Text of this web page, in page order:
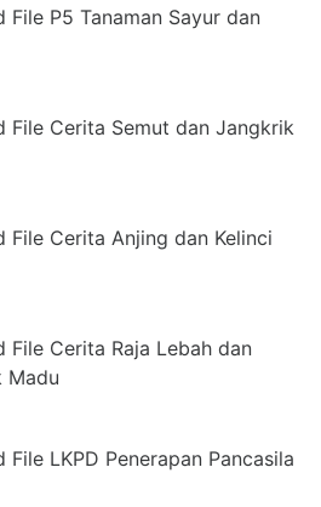
File P5 Tanaman Sayur dan
File Cerita Semut dan Jangkrik
File Cerita Anjing dan Kelinci
File Cerita Raja Lebah dan
Madu
File LKPD Penerapan Pancasila